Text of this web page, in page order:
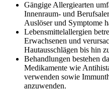
Gängige Allergiearten
Innenraum- und
Auslöser und Symptome
Lebensmittelallergien
Erwachsenen und
Hautausschlägen bis hin
Behandlungen bestehen
Medikamente wie
verwenden sowie
anzuwenden.